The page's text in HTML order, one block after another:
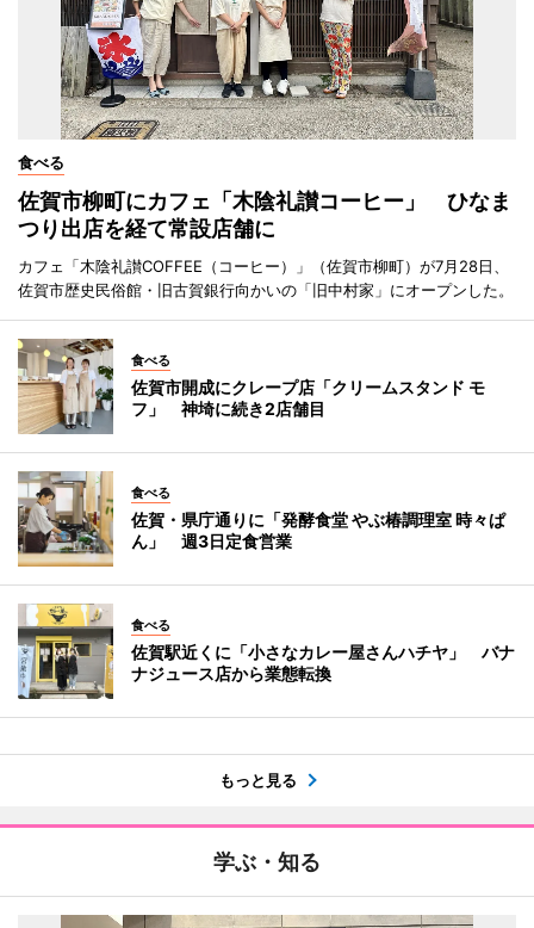
食べる
佐賀市柳町にカフェ「木陰礼讃コーヒー」 ひなま
つり出店を経て常設店舗に
カフェ「木陰礼讃COFFEE（コーヒー）」（佐賀市柳町）が7月28日、
佐賀市歴史民俗館・旧古賀銀行向かいの「旧中村家」にオープンした。
食べる
佐賀市開成にクレープ店「クリームスタンド モ
フ」 神埼に続き2店舗目
食べる
佐賀・県庁通りに「発酵食堂 やぶ椿調理室 時々ぱ
ん」 週3日定食営業
食べる
佐賀駅近くに「小さなカレー屋さんハチヤ」 バナ
ナジュース店から業態転換
もっと見る
学ぶ・知る